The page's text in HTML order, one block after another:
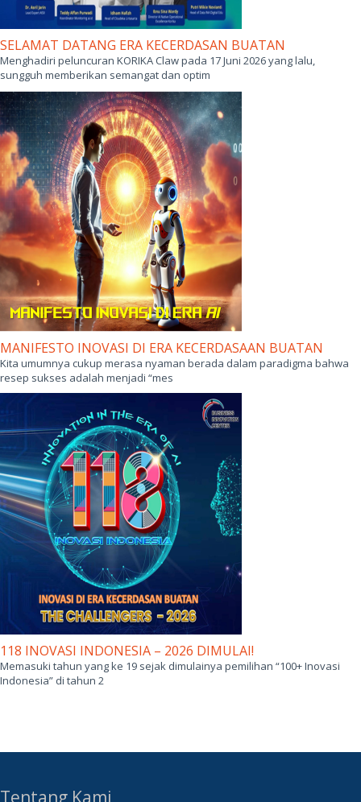
SELAMAT DATANG ERA KECERDASAN BUATAN
Menghadiri peluncuran KORIKA Claw pada 17 Juni 2026 yang lalu,
sungguh memberikan semangat dan optim
MANIFESTO INOVASI DI ERA KECERDASAAN BUATAN
Kita umumnya cukup merasa nyaman berada dalam paradigma bahwa
resep sukses adalah menjadi “mes
118 INOVASI INDONESIA – 2026 DIMULAI!
Memasuki tahun yang ke 19 sejak dimulainya pemilihan “100+ Inovasi
Indonesia” di tahun 2
Tentang Kami